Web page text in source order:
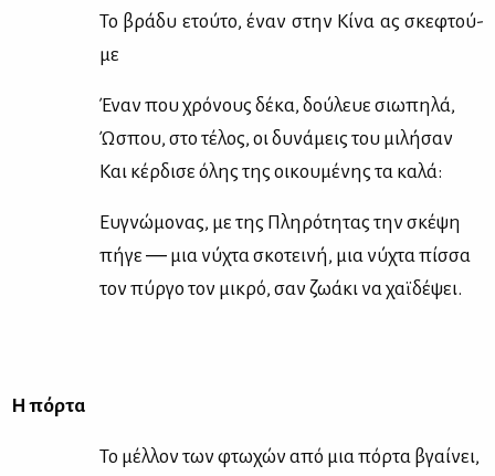
Το βρά­δυ ετού­το, έναν στην Κί­να ας σκε­φτού­
με
Έναν που χρό­νους δέ­κα, δού­λευε σιω­πη­λά,
Ώσπου, στο τέ­λος, οι δυ­νά­μεις του μι­λή­σαν
Και κέρ­δι­σε όλης της οι­κου­μέ­νης τα κα­λά:
Ευ­γνώ­μο­νας, με της Πλη­ρό­τη­τας την σκέ­ψη
πή­γε ― μια νύ­χτα σκο­τει­νή, μια νύ­χτα πίσ­σα
τον πύρ­γο τον μι­κρό, σαν ζω­ά­κι να χαϊ­δέ­ψει.
Η πόρ­τα
Το μέλ­λον των φτω­χών από μια πόρ­τα βγαί­νει,